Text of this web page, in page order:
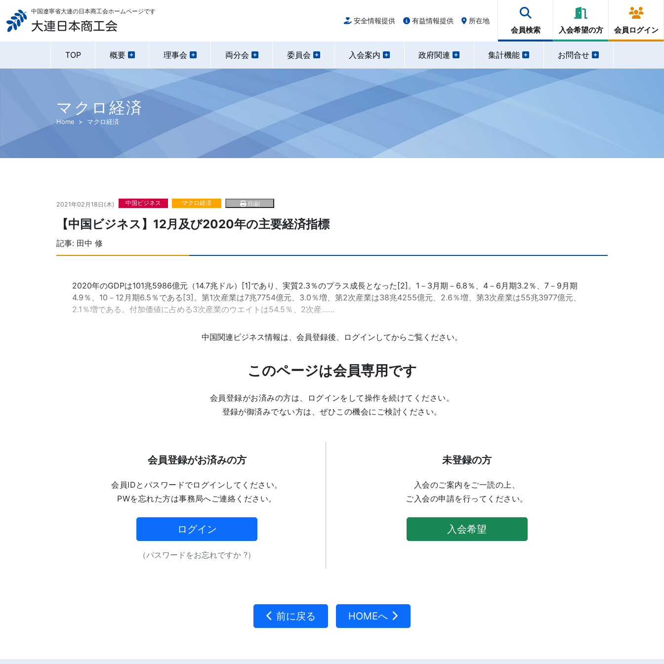
大連日本商工会
中国遼寧省大連の日本商工会ホームページです
安全情報提供 有益情報提供 所在地
会員検索 入会希望の方 会員ログイン
TOP 概要 理事会 両分会 委員会 入会案内 政府関連 集計機能 お問合せ
マクロ経済
Home マクロ経済
2021年02月18日(木) 中国ビジネス マクロ経済 印刷
【中国ビジネス】12月及び2020年の主要経済指標
記事: 田中 修
2020年のGDPは101兆5986億元（14.7兆ドル）[1]であり、実質2.3％のプラス成長となった[2]。1－3月期－6.8％、4－6月期3.2％、7－9月期
4.9％、10－12月期6.5％である[3]。第1次産業は7兆7754億元、3.0％増、第2次産業は38兆4255億元、2.6％増、第3次産業は55兆3977億元、
2.1％増である。付加価値に占める3次産業のウエイトは54.5％、2次産……
中国関連ビジネス情報は、会員登録後、ログインしてからご覧ください。
このページは会員専用です
会員登録がお済みの方は、ログインをして操作を続けてください。
登録が御済みでない方は、ぜひこの機会にご検討ください。
会員登録がお済みの方
会員IDとパスワードでログインしてください。
PWを忘れた方は事務局へご連絡ください。
ログイン
（パスワードをお忘れですか ?）
未登録の方
入会のご案内をご一読の上、
ご入会の申請を行ってください。
入会希望
前に戻る HOMEへ